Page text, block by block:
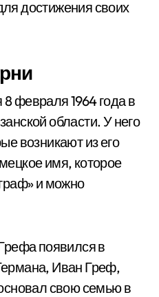
достижения своих
8 февраля 1964 года в
области. У него
возникают из его
имя, которое
и можно
появился в
Иван Греф,
свою семью в